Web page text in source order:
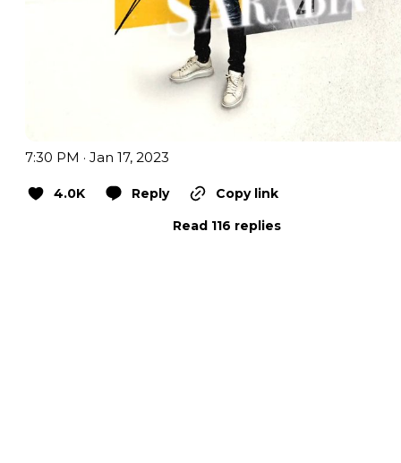
7:30 PM · Jan 17, 2023
4.0K Reply
Copy link
Read 116 replies